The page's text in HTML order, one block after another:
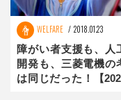
WELFARE 2018.01.23
障がい者支援も、人
開発も、三菱電機の
は同じだった！【